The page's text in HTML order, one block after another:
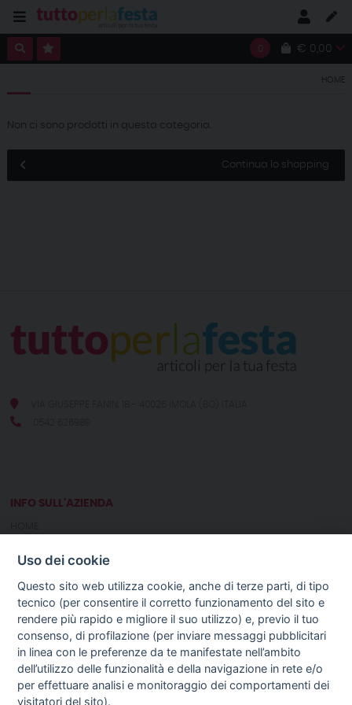
0 € 0,00
HOME
Non ci sono prodotti in questa categoria.
Continua lo shopping
INFO SULL'AZIENDA
NOTIZIE
GUIDA AGLI ACQUISTI
PROCEDURA DI ACQUISTO
DIRITTO DI RECESSO
SPEDIZIONI E COSTI
Uso dei cookie
Questo sito web utilizza cookie, anche di terze parti, di tipo
tecnico (per consentire il corretto funzionamento del sito e
rendere più rapido e migliore il suo utilizzo) e, previo il tuo
consenso, di profilazione (per inviare messaggi pubblicitari
in linea con le preferenze da te manifestate nell’ambito
dell’utilizzo delle funzionalità e della navigazione in rete e/o
per effettuare analisi e monitoraggio dei comportamenti dei
visitatori del sito).